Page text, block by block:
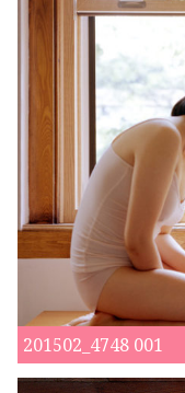
201502_4748 001